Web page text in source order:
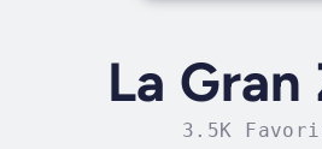
La Gran
3.5K